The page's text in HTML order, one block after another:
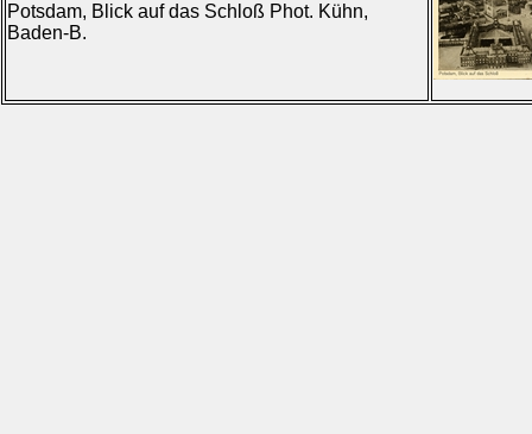
Potsdam, Blick auf das Schloß Phot. Kühn,
Baden-B.